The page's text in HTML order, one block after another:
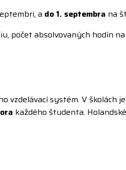
a do 1. septembra na
počet absolvovaných hodín
vzdelávací systém. V školách je
každého študenta.